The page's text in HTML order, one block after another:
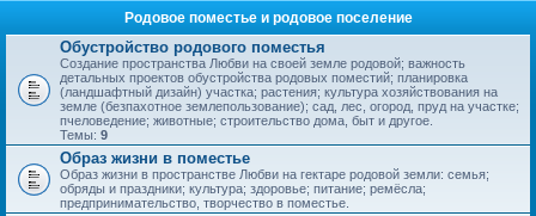
Родовое поместье и родовое поселение
Обустройство родового поместья
Создание пространства Любви на своей земле родовой; важность
детальных проектов обустройства родовых поместий; планировка
(ландшафтный дизайн) участка; растения; культура хозяйствования на
земле (безпахотное землепользование); сад, лес, огород, пруд на участке;
пчеловедение; животные; строительство дома, быт и другое.
Темы: 9
Образ жизни в поместье
Образ жизни в пространстве Любви на гектаре родовой земли: семья;
обряды и праздники; культура; здоровье; питание; ремёсла;
предпринимательство, творчество в поместье.